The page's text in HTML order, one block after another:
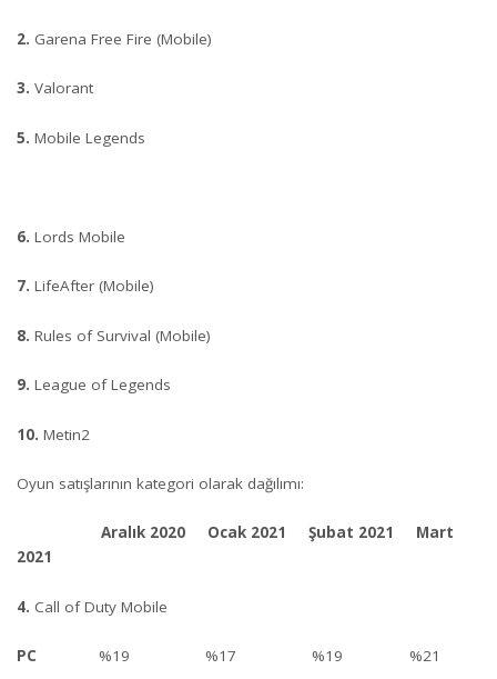
2. Garena Free Fire (Mobile)
3. Valorant
5. Mobile Legends
6. Lords Mobile
7. LifeAfter (Mobile)
8. Rules of Survival (Mobile)
9. League of Legends
10. Metin2
Oyun satışlarının kategori olarak dağılımı:
Aralık 2020 Ocak 2021 Şubat 2021 Mart
2021
4. Call of Duty Mobile
PC %19 %17 %19 %21